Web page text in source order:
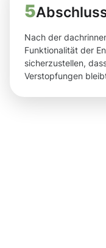
5
Nach der
Funktionalität der
sicherzustellen,
Verstopfungen